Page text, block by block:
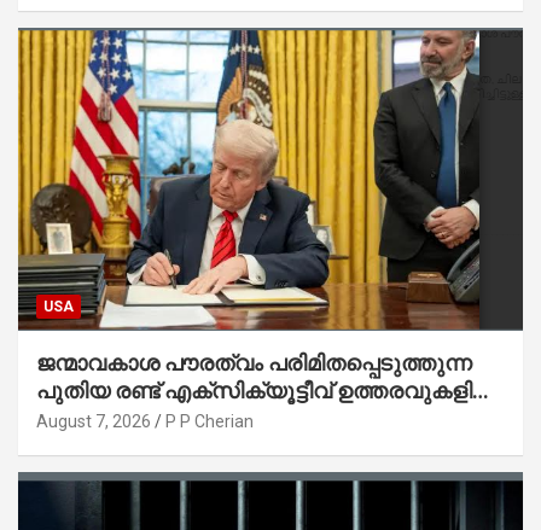
USA
ജന്മാവകാശ പൗരത്വം പരിമിതപ്പെടുത്തുന്ന
പുതിയ രണ്ട് എക്സിക്യൂട്ടീവ് ഉത്തരവുകളിൽ
ട്രംപ് ഒപ്പുവെച്ചു
August 7, 2026 P P Cherian